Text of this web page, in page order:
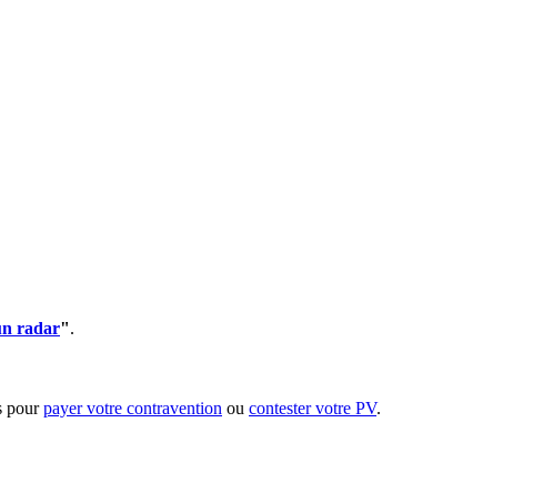
radar".
pourpayer votre contravention ou contester votre PV.